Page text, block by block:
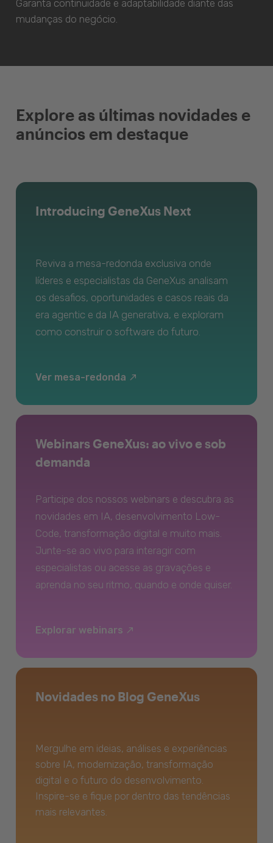
Garanta continuidade e adaptabilidade diante das
mudanças do negócio.
Explore as últimas novidades e
anúncios em destaque
Introducing GeneXus Next
Reviva a mesa-redonda exclusiva onde
líderes e especialistas da GeneXus analisam
os desafios, oportunidades e casos reais da
era agentic e da IA generativa, e exploram
como construir o software do futuro.
Ver mesa-redonda
Webinars GeneXus: ao vivo e sob
demanda
Participe dos nossos webinars e descubra as
novidades em IA, desenvolvimento Low-
Code, transformação digital e muito mais.
Junte-se ao vivo para interagir com
especialistas ou acesse as gravações e
aprenda no seu ritmo, quando e onde quiser.
Explorar webinars
Novidades no Blog GeneXus
Mergulhe em ideias, análises e experiências
sobre IA, modernização, transformação
digital e o futuro do desenvolvimento.
Inspire-se e fique por dentro das tendências
mais relevantes.